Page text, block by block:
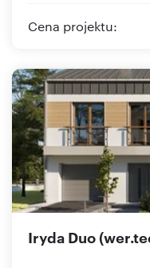
Cena projektu:
Iryda Duo